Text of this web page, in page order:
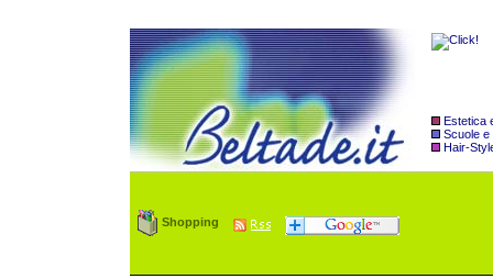
Estetica
Scuole e
Hair-
Shopping